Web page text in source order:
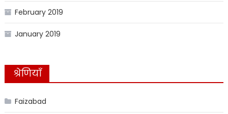
February 2019
January 2019
श्रेणियाँ
Faizabad